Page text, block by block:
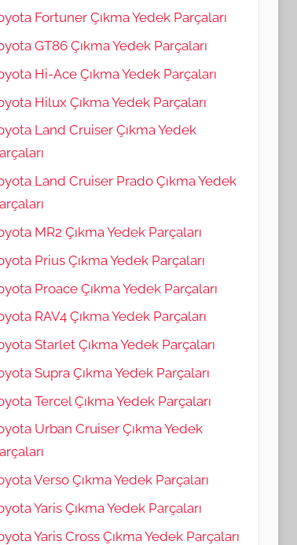
Fortuner Çıkma Yedek Parçaları
GT86 Çıkma Yedek Parçaları
Hi-Ace Çıkma Yedek Parçaları
Hilux Çıkma Yedek Parçaları
Land Cruiser Çıkma Yedek
Land Cruiser Prado Çıkma Yedek
MR2 Çıkma Yedek Parçaları
Prius Çıkma Yedek Parçaları
Proace Çıkma Yedek Parçaları
RAV4 Çıkma Yedek Parçaları
Starlet Çıkma Yedek Parçaları
Supra Çıkma Yedek Parçaları
Tercel Çıkma Yedek Parçaları
Urban Cruiser Çıkma Yedek
Verso Çıkma Yedek Parçaları
Yaris Çıkma Yedek Parçaları
Yaris Cross Çıkma Yedek Parçaları